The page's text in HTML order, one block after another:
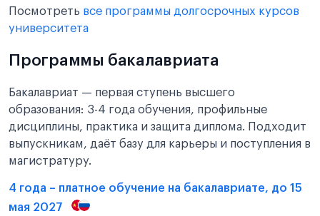
Посмотреть все программы долгосрочных курсов
университета
Программы бакалавриата
Бакалавриат — первая ступень высшего
образования: 3-4 года обучения, профильные
дисциплины, практика и защита диплома. Подходит
выпускникам, даёт базу для карьеры и поступления в
магистратуру.
4 года – платное обучение на бакалавриате, до 15
мая 2027